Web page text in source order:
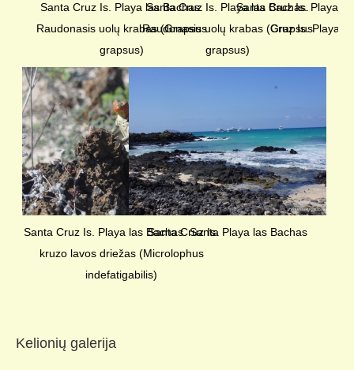
Santa Cruz Is. Playa las Bachas.
Raudonasis uolų krabas (Grapsus
grapsus)
Santa Cruz Is. Playa las Bachas.
Raudonasis uolų krabas (Grapsus
grapsus)
Santa Cruz Is. Playa
Cruz Is. Playa
Santa Cruz Is. Playa las Bachas. Santa
kruzo lavos driežas (Microlophus
indefatigabilis)
Santa Cruz Is. Playa las Bachas
Kelionių galerija